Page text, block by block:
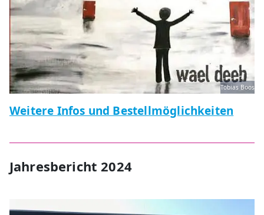
Tobias Boos
Weitere Infos und Bestellmöglichkeiten
Jahresbericht 2024